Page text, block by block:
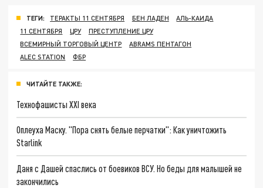
ТЕГИ: ТЕРАКТЫ 11 СЕНТЯБРЯ БЕН ЛАДЕН
АЛЬ-КАИДА
11 СЕНТЯБРЯ
ЦРУ
ПРЕСТУПЛЕНИЕ ЦРУ
ВСЕМИРНЫЙ ТОРГОВЫЙ ЦЕНТР
ABRAMS ПЕНТАГОН
ALEC STATION
ФБР
ЧИТАЙТЕ ТАКЖЕ:
Технофашисты XXI века
Оплеуха Маску. "Пора снять белые перчатки": Как уничтожить
Starlink
Даня с Дашей спаслись от боевиков ВСУ. Но беды для малышей не
закончились